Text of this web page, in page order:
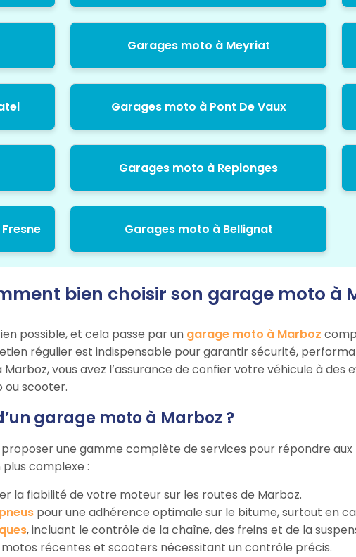
Garages moto à Meyriat
Garages moto à Pont De Vaux
Garages moto à Replonges
Garages moto à Bellignat
bien choisir son garage moto à
possible, et cela passe par un garage moto à Marboz
régulier est indispensable pour garantir sécurité,
vous avez l’assurance de confier votre véhicule à des
scooter.
garage moto à Marboz ?
une gamme complète de services pour répondre aux
complexe :
la fiabilité de votre moteur sur les routes de Marboz.
pour une adhérence optimale sur le bitume, surtout en
, incluant le contrôle de la chaîne, des freins et de la
récentes et scooters nécessitant un contrôle précis.